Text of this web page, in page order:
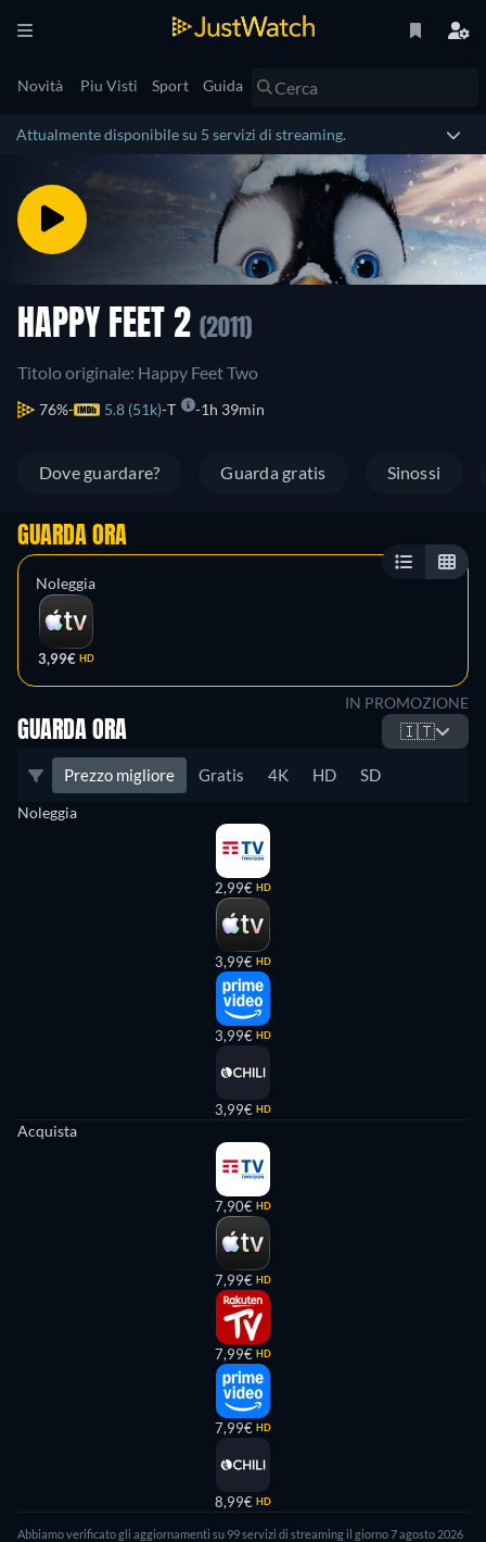
Novità Piu Visti Sport Guida
Attualmente disponibile su 5 servizi di streaming.
HAPPY FEET 2 (2011)
Titolo originale: Happy Feet Two
76% 5.8 (51k) T 1h 39min
Dove guardare? Guarda gratis Sinossi
GUARDA ORA
Noleggia
3,99€ HD
IN PROMOZIONE
GUARDA ORA 🇮🇹
Prezzo migliore Gratis 4K HD SD
Noleggia
2,99€ HD
3,99€ HD
3,99€ HD
3,99€ HD
Acquista
7,90€ HD
7,99€ HD
7,99€ HD
7,99€ HD
8,99€ HD
Abbiamo verificato gli aggiornamenti su 99 servizi di streaming il giorno 7 agosto 2026